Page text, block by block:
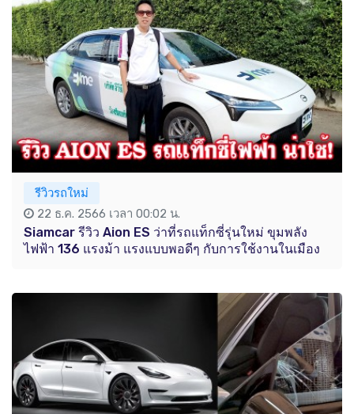
รีวิวรถใหม่
22 ธ.ค. 2566 เวลา 00:02 น.
Siamcar รีวิว Aion ES ว่าที่รถแท็กซี่รุ่นใหม่ ขุมพลัง
ไฟฟ้า 136 แรงม้า แรงแบบพอดีๆ กับการใช้งานในเมือง